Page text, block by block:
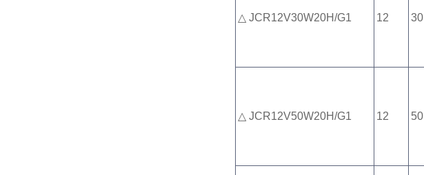
△ JCR12V30W20H/G1 12 30
△ JCR12V50W20H/G1 12 50